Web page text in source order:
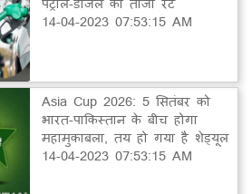
14-04-2023 07:53:15 AM
Asia Cup 2026: 5 सितंबर को
भारत-पाकिस्तान के बीच होगा
महामुकाबला, तय हो गया है शेड्यूल
14-04-2023 07:53:15 AM